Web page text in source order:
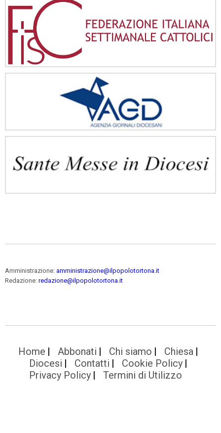
Amministrazione: amministrazione@ilpopolotortona.it
Redazione: redazione@ilpopolotortona.it
Home Abbonati Chi siamo
Chiesa
Diocesi
Contatti
Cookie Policy
Privacy Policy
Termini di Utilizzo